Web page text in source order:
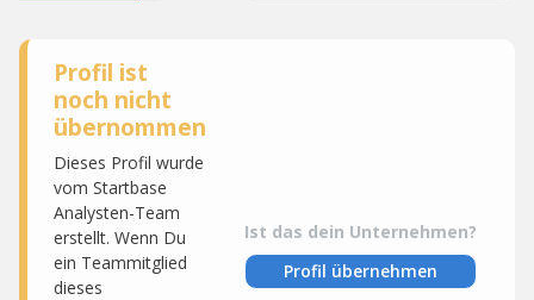
Profil ist
noch nicht
übernommen
Dieses Profil wurde
vom Startbase
Analysten-Team
erstellt. Wenn Du
ein Teammitglied
dieses
Ist das dein Unternehmen?
Profil übernehmen